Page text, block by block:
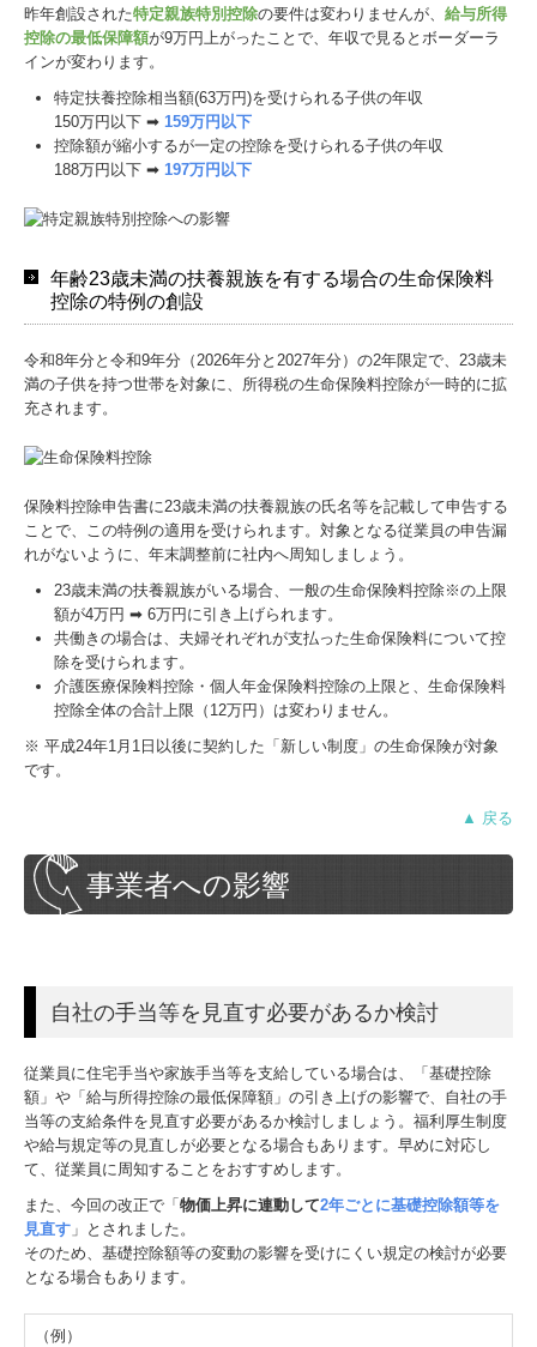
昨年創設された特定親族特別控除の要件は変わりませんが、 給与所得
控除の最低保障額が9万円上がったことで、年収で見るとボーダーラ
インが変わります。
特定扶養控除相当額(63万円)を受けられる子供の年収
150万円以下 ➡ 159万円以下
控除額が縮小するが一定の控除を受けられる子供の年収
188万円以下 ➡ 197万円以下
年齢23歳未満の扶養親族を有する場合の生命保険料
控除の特例の創設
令和8年分と令和9年分（2026年分と2027年分）の2年限定で、23歳未
満の子供を持つ世帯を対象に、所得税の生命保険料控除が一時的に拡
充されます。
保険料控除申告書に23歳未満の扶養親族の氏名等を記載して申告する
ことで、この特例の適用を受けられます。対象となる従業員の申告漏
れがないように、年末調整前に社内へ周知しましょう。
23歳未満の扶養親族がいる場合、一般の生命保険料控除※の上限
額が4万円 ➡ 6万円に引き上げられます。
共働きの場合は、夫婦それぞれが支払った生命保険料について控
除を受けられます。
介護医療保険料控除・個人年金保険料控除の上限と、生命保険料
控除全体の合計上限（12万円）は変わりません。
※ 平成24年1月1日以後に契約した「新しい制度」の生命保険が対象
です。
▲ 戻る
事業者への影響
自社の手当等を見直す必要があるか検討
従業員に住宅手当や家族手当等を支給している場合は、「基礎控除
額」や「給与所得控除の最低保障額」の引き上げの影響で、自社の手
当等の支給条件を見直す必要があるか検討しましょう。福利厚生制度
や給与規定等の見直しが必要となる場合もあります。早めに対応し
て、従業員に周知することをおすすめします。
また、今回の改正で「 物価上昇に連動して2年ごとに基礎控除額等を
見直す 」とされました。
そのため、基礎控除額等の変動の影響を受けにくい規定の検討が必要
となる場合もあります。
（例）